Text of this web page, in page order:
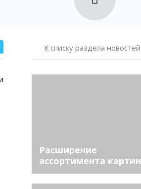
К списку раздела новостей
Расширение
ассортимента картин
по номерам – более
100 новых картин